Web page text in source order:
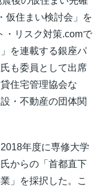
仮住まい検討会」を
・リスク対策.comで
を連載する銀座パ
も委員として出席
住宅管理協会な
・不動産の団体関
年度に専修大学
からの「首都直下
」を採択した。こ